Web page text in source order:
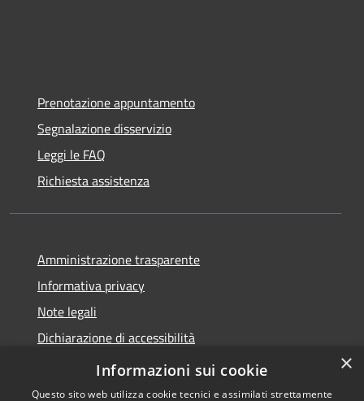
Prenotazione appuntamento
Segnalazione disservizio
Leggi le FAQ
Richiesta assistenza
Amministrazione trasparente
Informativa privacy
Note legali
Dichiarazione di accessibilità
Moduli Privacy Amministrazione trasparente
×
Informazioni sui cookie
Questo sito web utilizza cookie tecnici e assimilati strettamente